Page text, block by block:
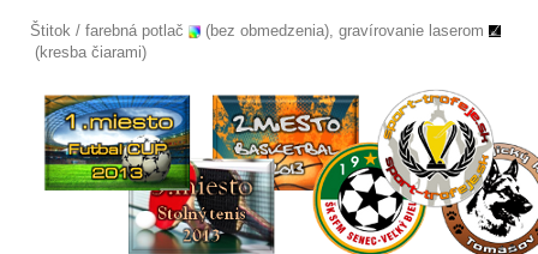
Štitok / farebná potlač
(bez obmedzenia), gravírovanie laserom
(kresba čiarami)